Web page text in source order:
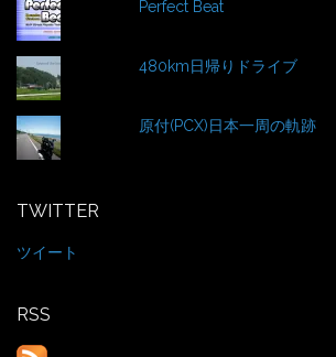
Perfect Beat
480km日帰りドライブ
原付(PCX)日本一周の軌跡
TWITTER
ツイート
RSS